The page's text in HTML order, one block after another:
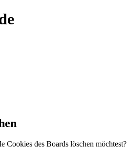
Cookies des Boards löschen möchtest?